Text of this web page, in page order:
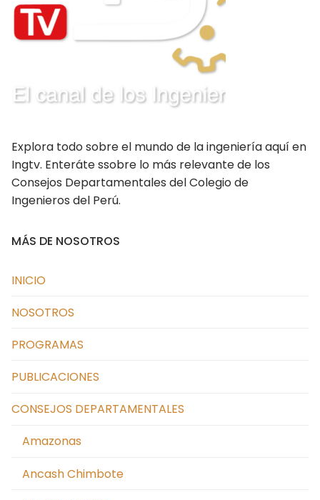
Puno
San Martín Moyobamba
Tacna
Tumbes
Ucayali – Pucallpa
Explora todo sobre el mundo de la ingeniería aquí en
Ingtv. Enteráte ssobre lo más relevante de los
Consejos Departamentales del Colegio de
Ingenieros del Perú.
MÁS DE NOSOTROS
INICIO
NOSOTROS
PROGRAMAS
PUBLICACIONES
CONSEJOS DEPARTAMENTALES
Amazonas
Ancash Chimbote